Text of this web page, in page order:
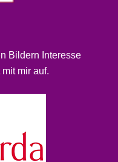
Bildern Interesse
mit mir auf.